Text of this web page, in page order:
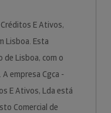
E Ativos,
Lisboa. Esta
Lisboa, com o
empresa Cgca -
E Ativos, Lda está
Comercial de